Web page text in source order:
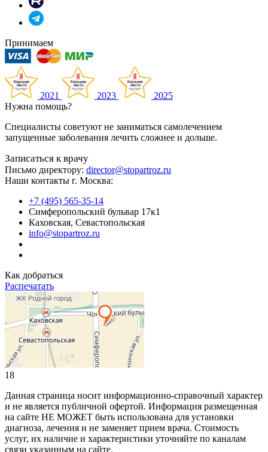
Принимаем
2021 2023
2025
Нужна помощь?
Специалисты советуют не заниматься самолечением
запущенные заболевания лечить сложнее и дольше.
Записаться к врачу
Письмо директору: director@stopartroz.ru
Наши контакты г. Москва:
+7 (495) 565-35-14
Симферопольский бульвар 17к1
Каховская, Севастопольская
info@stopartroz.ru
Как добраться
Распечатать
18
Данная страница носит информационно-справочный характер
и не является публичной офертой. Информация размещенная
на сайте НЕ МОЖЕТ быть использована для установки
диагноза, лечения и не заменяет прием врача. Стоимость
услуг, их наличие и характеристики уточняйте по каналам
связи указанным на сайте.